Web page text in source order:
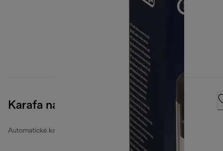
Karafa na mlieko DLSC033
Automatické kanvice na mlieko